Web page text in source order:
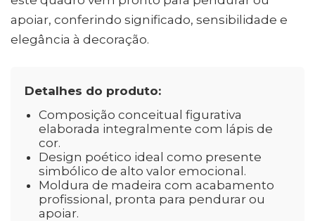
apoiar, conferindo significado, sensibilidade e
elegância à decoração.
Detalhes do produto:
Composição conceitual figurativa
elaborada integralmente com lápis de
cor.
Design poético ideal como presente
simbólico de alto valor emocional.
Moldura de madeira com acabamento
profissional, pronta para pendurar ou
apoiar.